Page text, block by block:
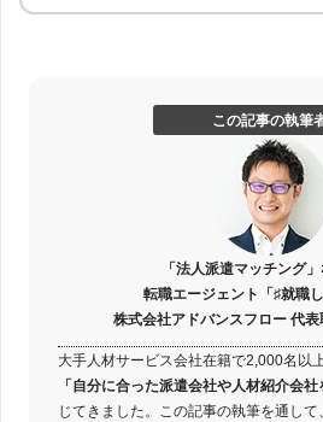
この記事の執筆
「法人派遣マッチング
転職エージェント「♯就職
株式会社アドバンスフロー 代
大手人材サービス会社在籍で2,000名以
「自分に合った派遣会社や人材紹介会社
じてきました。この記事の執筆を通し